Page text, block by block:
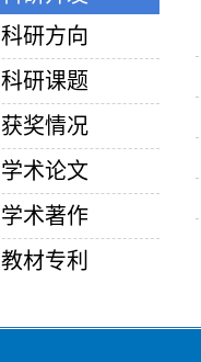
科研方向
科研课题
获奖情况
学术论文
学术著作
教材专利